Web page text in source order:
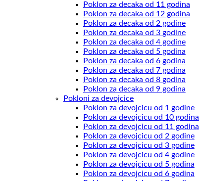
Poklon za decaka od 11 godina
Poklon za decaka od 12 godina
Poklon za decaka od 2 godine
Poklon za decaka od 3 godine
Poklon za decaka od 4 godine
Poklon za decaka od 5 godina
Poklon za decaka od 6 godina
Poklon za decaka od 7 godina
Poklon za decaka od 8 godina
Poklon za decaka od 9 godina
Pokloni za devojcice
Poklon za devojcicu od 1 godine
Poklon za devojcicu od 10 godina
Poklon za devojcicu od 11 godina
Poklon za devojcicu od 2 godine
Poklon za devojcicu od 3 godine
Poklon za devojcicu od 4 godine
Poklon za devojcicu od 5 godina
Poklon za devojcicu od 6 godina